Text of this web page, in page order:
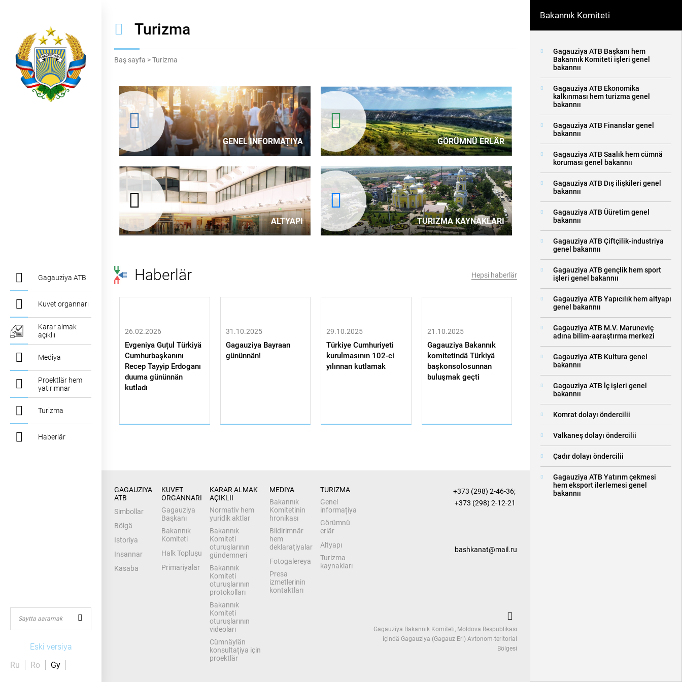
Gagauziya ATB
Kuvet organnarı
Karar almak
açıklıı
Mediya
Proektlär hem
yatırımnar
Turizma
Haberlär
Eski versiya
Ru
Ro Gy
Turizma
Baş sayfa >Turizma
GENEL INFORMAȚIYA GÖRÜMNÜ ERLÄR
ALTYAPI TURIZMA KAYNAKLARI
Haberlär Hepsi haberlär
26.02.2026
Evgeniya Guțul Türkiyä
Cumhurbaşkanını
Recep Tayyip Erdoganı
duuma gününnän
kutladı
31.10.2025
Gagauziya Bayraan
gününnän!
29.10.2025
Türkiye Cumhuriyeti
kurulmasının 102-ci
yılınnan kutlamak
21.10.2025
Gagauziya Bakannık
komitetindä Türkiyä
başkonsolosunnan
buluşmak geçti
GAGAUZIYA
ATB
Simbollar
Bölgä
Istoriya
Insannar
Kasaba
KUVET
ORGANNARI
Gagauziya
Başkanı
Bakannık
Komiteti
Halk Topluşu
Primariyalar
KARAR ALMAK
AÇIKLII
Normativ hem
yuridik aktlar
Bakannık
Komiteti
oturuşlarının
gündemneri
Bakannık
Komiteti
oturuşlarının
protokolları
Bakannık
Komiteti
oturuşlarının
videoları
Cümnäylän
konsultațiya için
proektlär
MEDIYA
Bakannık
Komitetinin
hronikası
Bildirimnär
hem
deklarațiyalar
Fotogalereya
Presa
izmetlerinin
kontaktları
TURIZMA
Genel
informațiya
Görümnü
erlär
Altyapı
Turizma
kaynakları
+373 (298) 2-46-36;
+373 (298) 2-12-21
bashkanat@mail.ru
Gagauziya Bakannık Komiteti, Moldova Respublikası
içindä Gagauziya (Gagauz Eri) Avtonom-teritorial
Bölgesi
Bakannık Komiteti
Gagauziya ATB Başkanı hem
Bakannık Komiteti işleri genel
bakannıı
Gagauziya ATB Ekonomika
kalkınması hem turizma genel
bakannıı
Gagauziya ATB Finanslar genel
bakannıı
Gagauziya ATB Saalık hem cümnä
koruması genel bakannıı
Gagauziya ATB Dış ilişkileri genel
bakannıı
Gagauziya ATB Üüretim genel
bakannıı
Gagauziya ATB Çiftçilik-industriya
genel bakannıı
Gagauziya ATB gençlik hem sport
işleri genel bakannıı
Gagauziya ATB Yapıcılık hem altyapı
genel bakannıı
Gagauziya ATB M.V. Maruneviç
adına bilim-aaraştırma merkezi
Gagauziya ATB Kultura genel
bakannıı
Gagauziya ATB İç işleri genel
bakannıı
Komrat dolayı öndercilii
Valkaneş dolayı öndercilii
Çadır dolayı öndercilii
Gagauziya ATB Yatırım çekmesi
hem eksport ilerlemesi genel
bakannıı